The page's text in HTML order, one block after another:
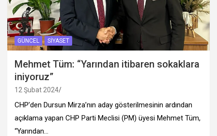
GÜNCEL SIYASET
Mehmet Tüm: “Yarından itibaren sokaklara
iniyoruz”
12 Şubat 2024
CHP’den Dursun Mirza’nın aday gösterilmesinin ardından
açıklama yapan CHP Parti Meclisi (PM) üyesi Mehmet Tüm,
“Yarından…